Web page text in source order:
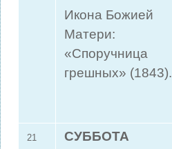
Икона Божией
Матери:
«Споручница
грешных» (1843).
21 СУББОТА